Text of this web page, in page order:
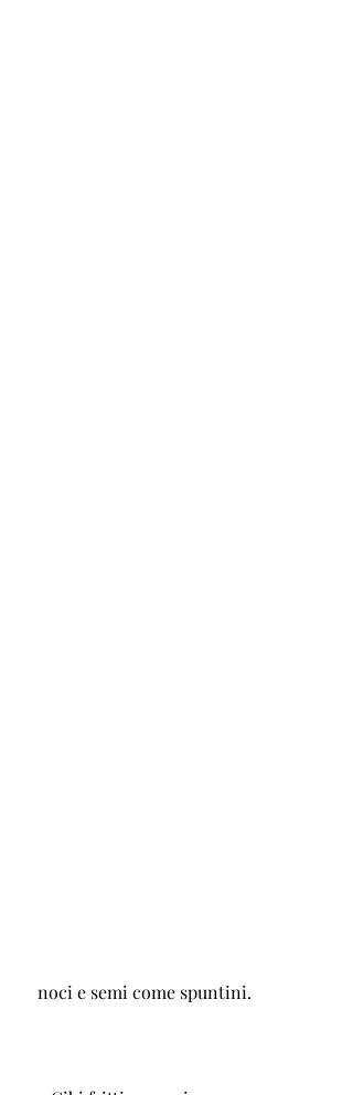
noci e semi come spuntini.